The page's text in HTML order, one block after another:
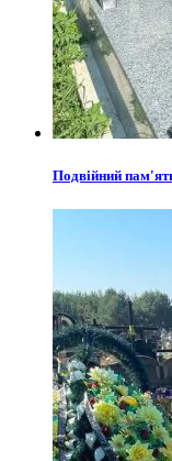
Подвійний